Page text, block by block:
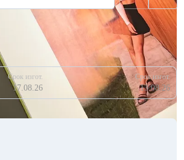
Срок изгот.
17.08.26
Срок изгот.
13.08.26